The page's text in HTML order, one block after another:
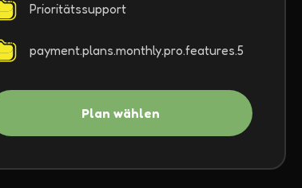
Prioritätssupport
payment.plans.monthly.pro.features.5
Plan wählen